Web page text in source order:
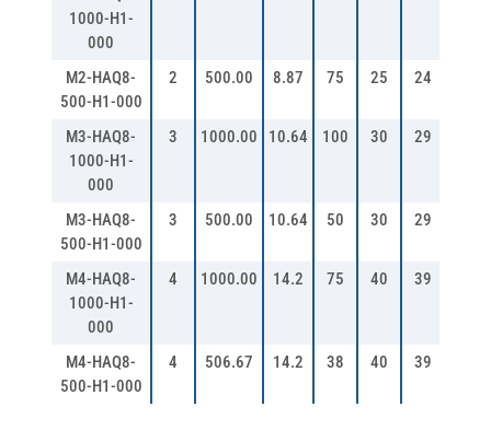
1000-H1-
000
M2-HAQ8-
500-H1-000
2 500.00 8.87 75 25 24
M3-HAQ8-
1000-H1-
000
3 1000.00 10.64 100 30 29
M3-HAQ8-
500-H1-000
3 500.00 10.64 50 30 29
M4-HAQ8-
1000-H1-
000
4 1000.00 14.2 75 40 39
M4-HAQ8-
500-H1-000
4 506.67 14.2 38 40 39